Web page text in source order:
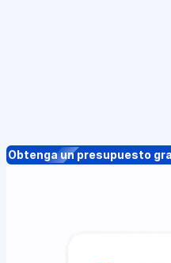
Obtenga un presupuesto